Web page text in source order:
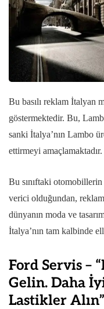
Bu basılı reklam İtalyan
göstermektedir. Bu,
sanki İtalya’nın Lambo
ettirmeyi amaçlamaktadır.
Bu sınıftaki
verici olduğundan,
dünyanın moda ve
İtalya’nın tam kalbinde
Ford Servis –
Gelin. Daha
Lastikler Alın”